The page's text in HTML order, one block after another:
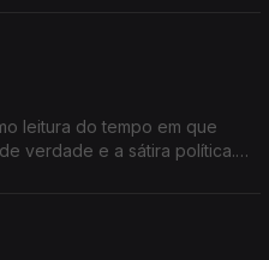
leitura do tempo em que
verdade e a sátira política.